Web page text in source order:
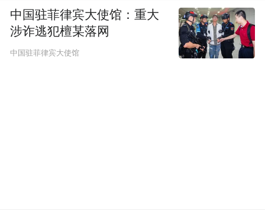
中国驻菲律宾大使馆：重大
涉诈逃犯檀某落网
中国驻菲律宾大使馆